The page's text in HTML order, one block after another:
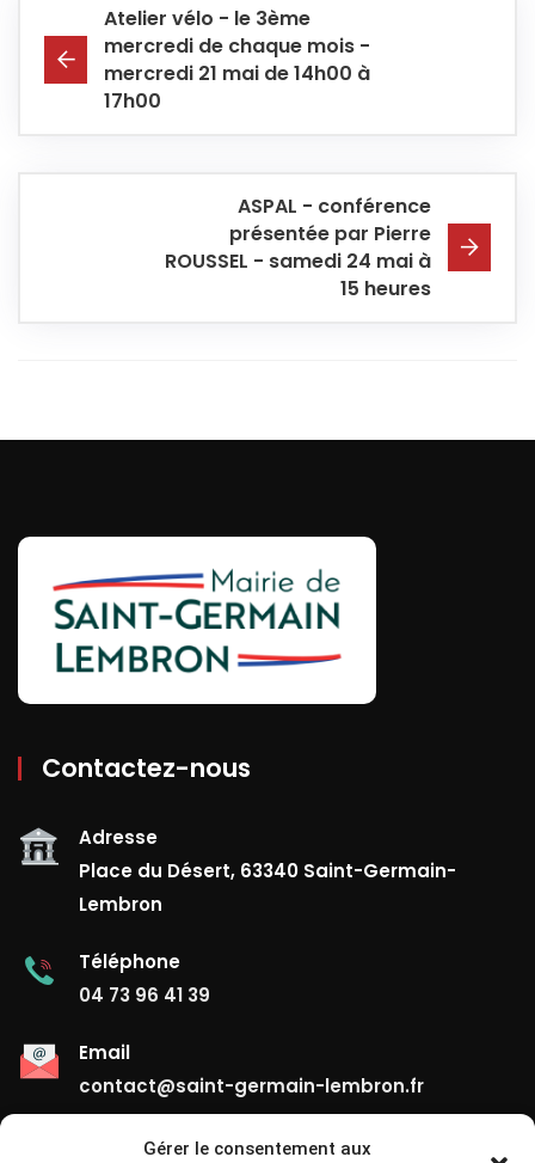
Gérer le consentement aux
Atelier vélo - le 3ème
mercredi de chaque mois -
mercredi 21 mai de 14h00 à
17h00
ASPAL - conférence
présentée par Pierre
ROUSSEL - samedi 24 mai à
15 heures
Contactez-nous
Adresse
Place du Désert, 63340 Saint-Germain-
Lembron
Téléphone
04 73 96 41 39
Email
contact@saint-germain-lembron.fr